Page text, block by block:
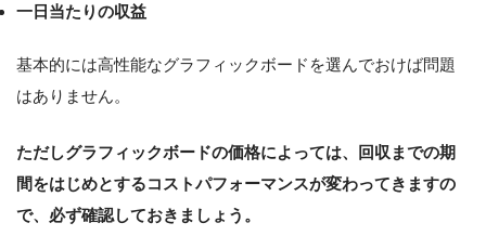
一日当たりの収益
基本的には高性能なグラフィックボードを選んでおけば問題
はありません。
ただしグラフィックボードの価格によっては、回収までの期
間をはじめとするコストパフォーマンスが変わってきますの
で、必ず確認しておきましょう。